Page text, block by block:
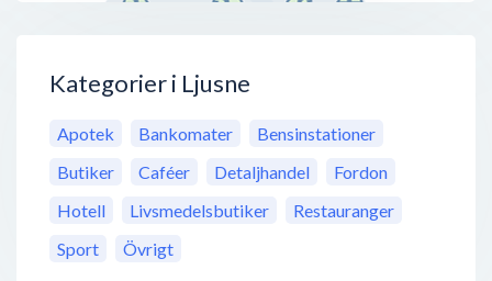
Kategorier i Ljusne
Apotek Bankomater
Bensinstationer
Butiker
Caféer Detaljhandel
Fordon
Hotell
Livsmedelsbutiker
Restauranger
Sport
Övrigt